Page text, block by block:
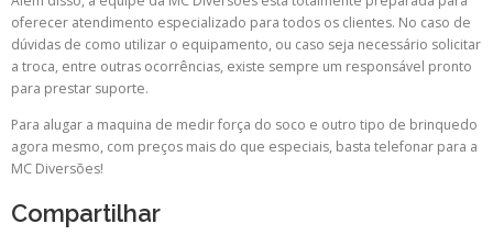
oferecer atendimento especializado para todos os clientes. No caso de
dúvidas de como utilizar o equipamento, ou caso seja necessário solicitar
a troca, entre outras ocorrências, existe sempre um responsável pronto
para prestar suporte.
Para alugar a maquina de medir força do soco e outro tipo de brinquedo
agora mesmo, com preços mais do que especiais, basta telefonar para a
MC Diversões!
Compartilhar